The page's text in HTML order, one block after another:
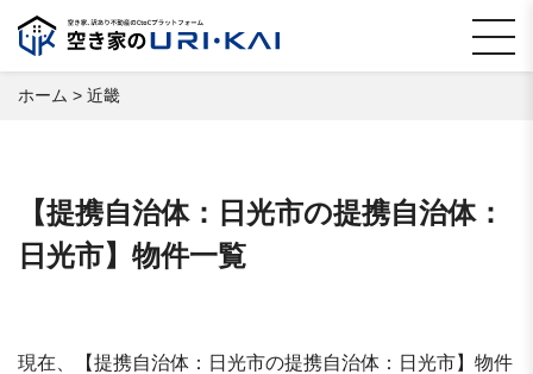
ホーム > 近畿
【提携自治体：日光市の提携自治体：
日光市】物件一覧
現在、【提携自治体：日光市の提携自治体：日光市】物件